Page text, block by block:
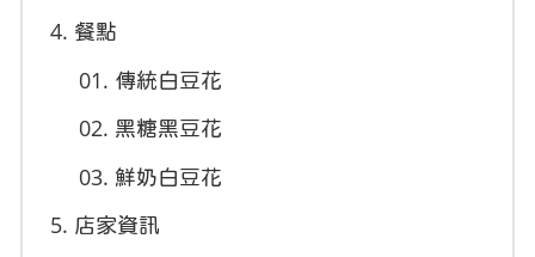
餐點
傳統白豆花
黑糖黑豆花
鮮奶白豆花
店家資訊